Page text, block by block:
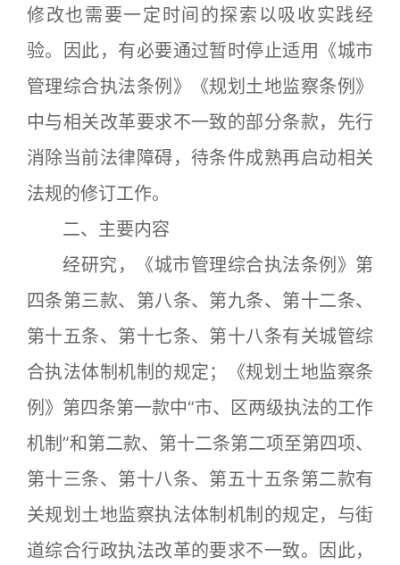
修改也需要一定时间的探索以吸收实践经
验。因此，有必要通过暂时停止适用《城市
管理综合执法条例》《规划土地监察条例》
中与相关改革要求不一致的部分条款，先行
消除当前法律障碍，待条件成熟再启动相关
法规的修订工作。
二、主要内容
经研究，《城市管理综合执法条例》第
四条第三款、第八条、第九条、第十二条、
第十五条、第十七条、第十八条有关城管综
合执法体制机制的规定；《规划土地监察条
例》第四条第一款中“市、区两级执法的工作
机制”和第二款、第十二条第二项至第四项、
第十三条、第十八条、第五十五条第二款有
关规划土地监察执法体制机制的规定，与街
道综合行政执法改革的要求不一致。因此，